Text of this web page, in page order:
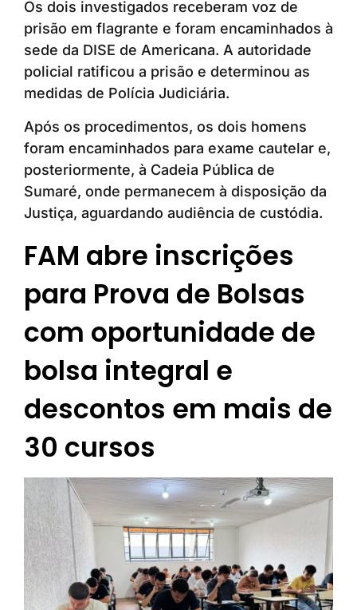
Os dois investigados receberam voz de
prisão em flagrante e foram encaminhados à
sede da DISE de Americana. A autoridade
policial ratificou a prisão e determinou as
medidas de Polícia Judiciária.
Após os procedimentos, os dois homens
foram encaminhados para exame cautelar e,
posteriormente, à Cadeia Pública de
Sumaré, onde permanecem à disposição da
Justiça, aguardando audiência de custódia.
FAM abre inscrições
para Prova de Bolsas
com oportunidade de
bolsa integral e
descontos em mais de
30 cursos